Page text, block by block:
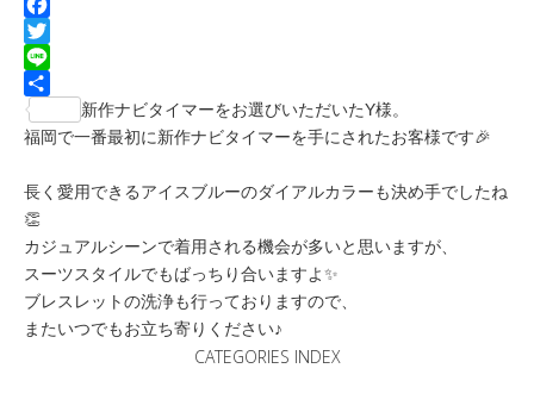
Facebook
Twitter
Line
共
有
新作ナビタイマーをお選びいただいたY様。
福岡で一番最初に新作ナビタイマーを手にされたお客様です🎉
長く愛用できるアイスブルーのダイアルカラーも決め手でしたね
👏
カジュアルシーンで着用される機会が多いと思いますが、
スーツスタイルでもばっちり合いますよ✨
ブレスレットの洗浄も行っておりますので、
またいつでもお立ち寄りください♪
CATEGORIES INDEX